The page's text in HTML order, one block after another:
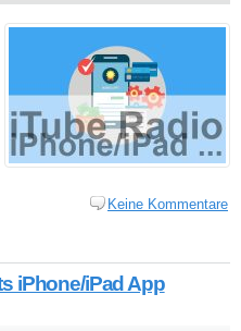
Keine Kommentare
iPhone/iPad App